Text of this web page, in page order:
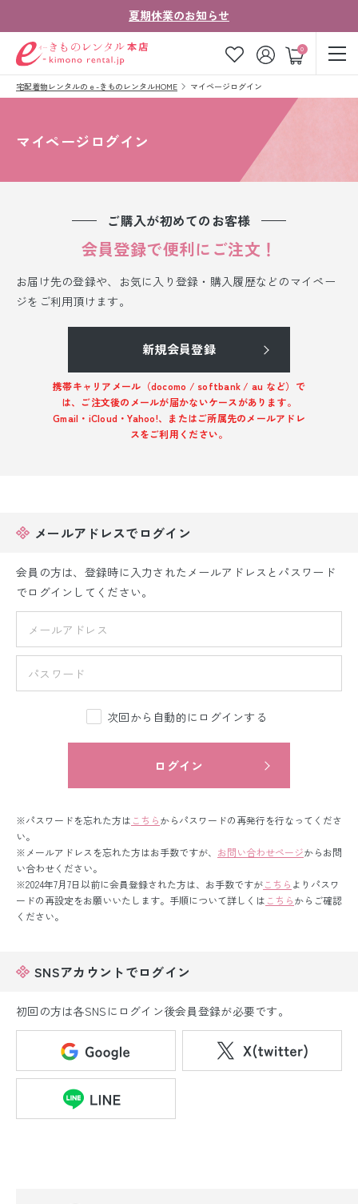
夏期休業のお知らせ
0
ゲスト
お気に入り ログイン
よくあるご質問
お問い合わせ
法人・グループの
お客様はこちら
着物の種類から探す
振袖レンタル
卒業式袴レンタル
ベビー着物レンタル
ジュニア着物レンタル
紋付袴レンタル
色打掛&紋付袴レンタル
白無垢&紋付袴レンタル
引き振袖レンタル
宅配着物レンタルのｅ-きものレンタルHOME マイページログイン
マイページログイン
ご購入が初めてのお客様
会員登録で便利にご注文！
お届け先の登録や、お気に入り登録・購入履歴などのマイペー
ジをご利用頂けます。
新規会員登録
携帯キャリアメール（docomo / softbank / au など）で
は、ご注文後のメールが届かないケースがあります。
Gmail・iCloud・Yahoo!、またはご所属先のメールアドレ
スをご利用ください。
メールアドレスでログイン
会員の方は、登録時に入力されたメールアドレスとパスワード
でログインしてください。
次回から自動的にログインする
ログイン
※パスワードを忘れた方は こちらからパスワードの再発行を行なってくださ
い。
※メールアドレスを忘れた方はお手数ですが、 お問い合わせページからお問
い合わせください。
※2024年7月7日以前に会員登録された方は、お手数ですがこちら よりパスワ
ードの再設定をお願いいたします。手順について詳しくは こちらからご確認
ください。
SNSアカウントでログイン
初回の方は各SNSにログイン後会員登録が必要です。